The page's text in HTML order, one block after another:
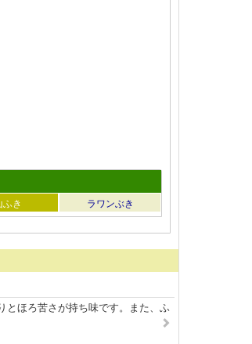
ふき ラワンぶき
とほろ苦さが持ち味です。また、ふ